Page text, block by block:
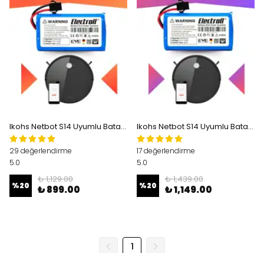
Ikohs Netbot S14 Uyumlu Batarya (YÜKSEK KAPASİTE) 2800mah Pil Robot Süpürge Bataryası
29 değerlendirme
5.0
%20
₺ 1,129.00
₺ 899.00
Ikohs Netbot S14 Uyumlu Batarya (MAKSİMUM KAPASİTE) 3500mah Pil Robot Süpürge Bataryası
17 değerlendirme
5.0
%20
₺ 1,439.00
₺ 1,149.00
1